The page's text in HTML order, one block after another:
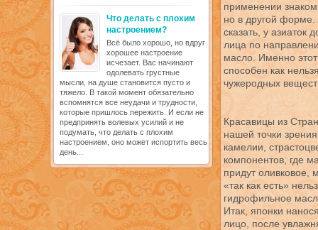
Что делать с плохим
настроением?
Всё было хорошо, но вдруг
хорошее настроение
исчезает. Вас начинают
одолевать грустные
мысли, на душе становится пусто и
тяжело. В такой момент обязательно
вспомнятся все неудачи и трудности,
которые пришлось пережить. И если не
предпринять волевых усилий и не
подумать, что делать с плохим
настроением, оно может испортить весь
день...
применении
но в другой форме.
сказать, у азиаток
лица по
масло. Именно
способен как
чужеродных
Красавицы из
нашей точки
камелии,
компонентов, где
придут оливковое,
«так как есть»
гидрофильное
Итак, японки
лицо, после